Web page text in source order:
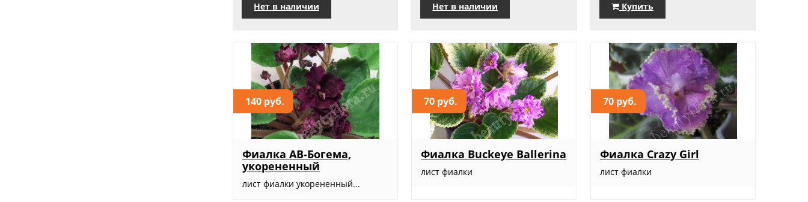
Нет в наличии Нет в наличии Купить
140 руб.
Фиалка АВ-Богема,
укорененный
лист фиалки укорененный...
70 руб.
Фиалка Buckeye Ballerina
лист фиалки
70 руб.
Фиалка Crazy Girl
лист фиалки